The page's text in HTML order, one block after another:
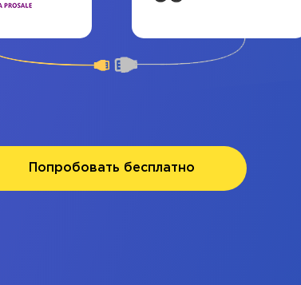
Попробовать бесплатно